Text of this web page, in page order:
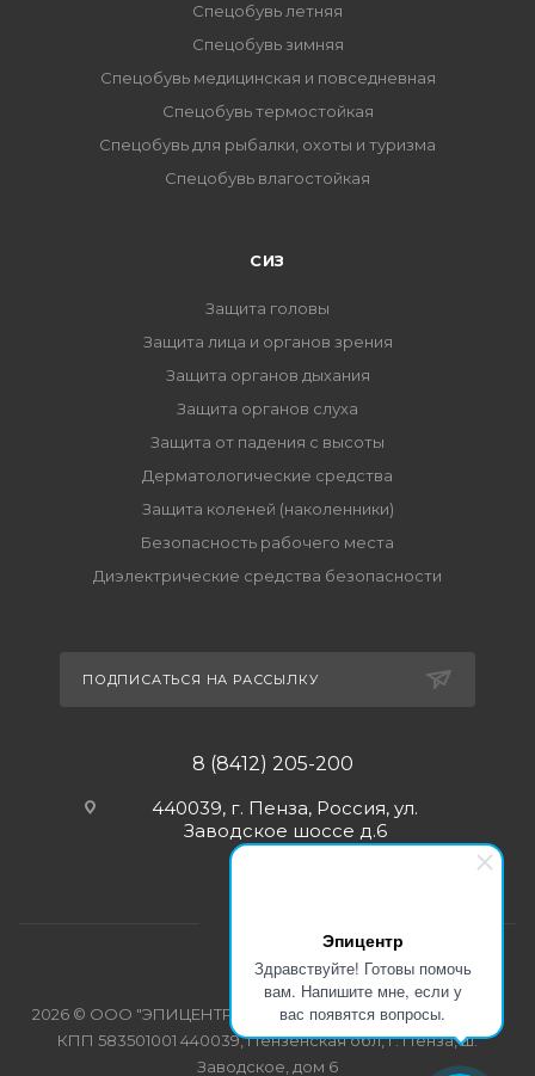
Эпицентр
Здравствуйте! Готовы помочь
вам. Напишите мне, если у
вас появятся вопросы.
Спецобувь летняя
Спецобувь зимняя
Спецобувь медицинская и повседневная
Спецобувь термостойкая
Спецобувь для рыбалки, охоты и туризма
Спецобувь влагостойкая
СИЗ
Защита головы
Защита лица и органов зрения
Защита органов дыхания
Защита органов слуха
Защита от падения с высоты
Дерматологические средства
Защита коленей (наколенники)
Безопасность рабочего места
Диэлектрические средства безопасности
ПОДПИСАТЬСЯ НА РАССЫЛКУ
8 (8412) 205-200
440039, г. Пенза, Россия, ул.
Заводское шоссе д.6
2026 © ООО "ЭПИЦЕНТР-СПЕЦОДЕЖДА" ИНН 5835103358
КПП 583501001 440039, Пензенская обл, г. Пенза, ш.
Заводское, дом 6